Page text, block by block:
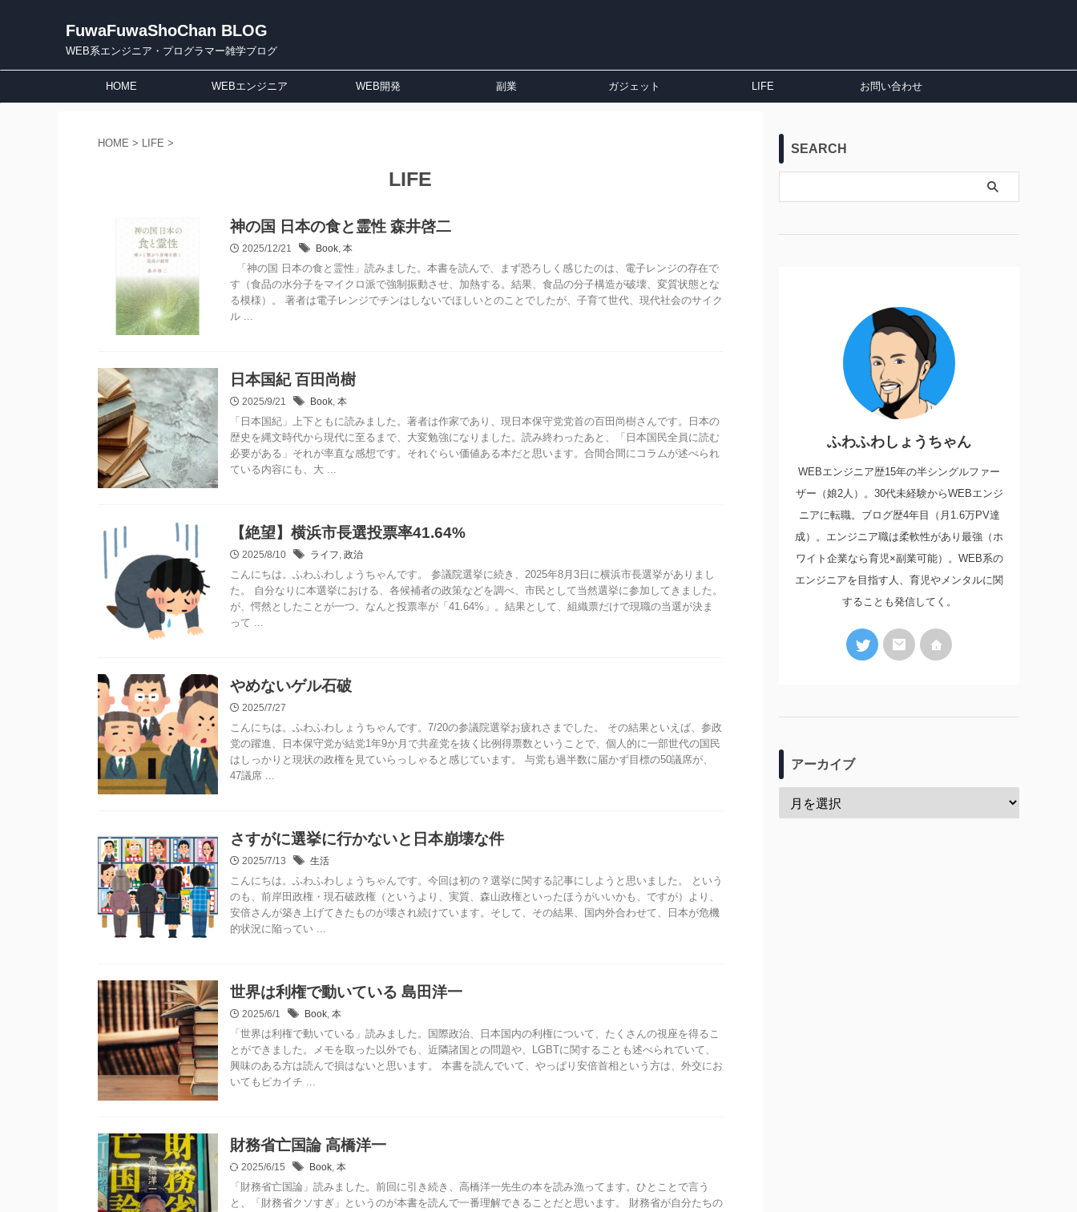
FuwaFuwaShoChan BLOG
WEB系エンジニア・プログラマー雑学ブログ
HOME WEBエンジニア WEB開発 副業 ガジェット LIFE お問い合わせ
HOME > LIFE >
LIFE
神の国 日本の食と霊性 森井啓二
2025/12/21 Book, 本
「神の国 日本の食と霊性」読みました。本書を読んで、まず恐ろしく感じたのは、電子レンジの存在で
す（食品の水分子をマイクロ派で強制振動させ、加熱する。結果、食品の分子構造が破壊、変質状態とな
る模様）。 著者は電子レンジでチンはしないでほしいとのことでしたが、子育て世代、現代社会のサイク
ル ...
日本国紀 百田尚樹
2025/9/21 Book, 本
「日本国紀」上下ともに読みました。著者は作家であり、現日本保守党党首の百田尚樹さんです。日本の
歴史を縄文時代から現代に至るまで、大変勉強になりました。読み終わったあと、「日本国民全員に読む
必要がある」それが率直な感想です。それぐらい価値ある本だと思います。合間合間にコラムが述べられ
ている内容にも、大 ...
【絶望】横浜市長選投票率41.64%
2025/8/10 ライフ, 政治
こんにちは。ふわふわしょうちゃんです。 参議院選挙に続き、2025年8月3日に横浜市長選挙がありまし
た。 自分なりに本選挙における、各候補者の政策などを調べ、市民として当然選挙に参加してきました。
が、愕然としたことが一つ。なんと投票率が「41.64%」。結果として、組織票だけで現職の当選が決ま
って ...
やめないゲル石破
2025/7/27
こんにちは。ふわふわしょうちゃんです。7/20の参議院選挙お疲れさまでした。 その結果といえば、参政
党の躍進、日本保守党が結党1年9か月で共産党を抜く比例得票数ということで、個人的に一部世代の国民
はしっかりと現状の政権を見ていらっしゃると感じています。 与党も過半数に届かず目標の50議席が、
47議席 ...
さすがに選挙に行かないと日本崩壊な件
2025/7/13 生活
こんにちは。ふわふわしょうちゃんです。今回は初の？選挙に関する記事にしようと思いました。 という
のも、前岸田政権・現石破政権（というより、実質、森山政権といったほうがいいかも、ですが）より、
安倍さんが築き上げてきたものが壊され続けています。そして、その結果、国内外合わせて、日本が危機
的状況に陥ってい ...
世界は利権で動いている 島田洋一
2025/6/1 Book, 本
「世界は利権で動いている」読みました。国際政治、日本国内の利権について、たくさんの視座を得るこ
とができました。メモを取った以外でも、近隣諸国との問題や、LGBTに関することも述べられていて、
興味のある方は読んで損はないと思います。 本書を読んでいて、やっぱり安倍首相という方は、外交にお
いてもピカイチ ...
財務省亡国論 高橋洋一
2025/6/15 Book, 本
「財務省亡国論」読みました。前回に引き続き、高橋洋一先生の本を読み漁ってます。ひとことで言う
と、「財務省クソすぎ」というのが本書を読んで一番理解できることだと思います。 財務省が自分たちの
SEARCH
ふわふわしょうちゃん
WEBエンジニア歴15年の半シングルファー
ザー（娘2人）。30代未経験からWEBエンジ
ニアに転職。ブログ歴4年目（月1.6万PV達
成）。エンジニア職は柔軟性があり最強（ホ
ワイト企業なら育児×副業可能）。WEB系の
エンジニアを目指す人、育児やメンタルに関
することも発信してく。
アーカイブ